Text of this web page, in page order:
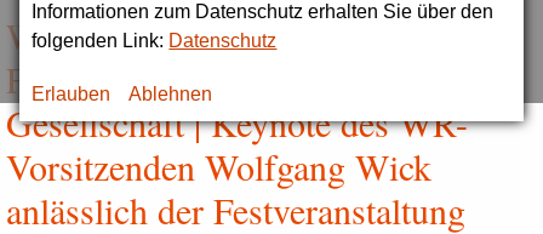
Informationen zum Datenschutz erhalten Sie über den
folgenden Link: Datenschutz
Erlauben Ablehnen
Wert und Wertigkeit medizinischer
Forschung für Wissenschaft und
Gesellschaft | Keynote des WR-
Vorsitzenden Wolfgang Wick
anlässlich der Festveranstaltung